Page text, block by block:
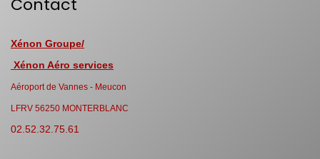
Contact
Xénon Groupe/
Xénon Aéro services
Aéroport de Vannes - Meucon
LFRV 56250 MONTERBLANC
02.52.32.75.61